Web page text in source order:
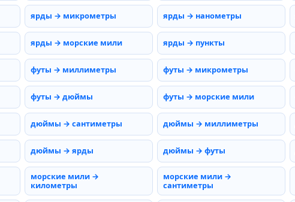
ярды → микрометры ярды → нанометры
ярды → морские мили ярды → пункты
футы → миллиметры футы → микрометры
футы → дюймы футы → морские мили
дюймы → сантиметры дюймы → миллиметры
дюймы → ярды дюймы → футы
морские мили →
километры
морские мили →
сантиметры